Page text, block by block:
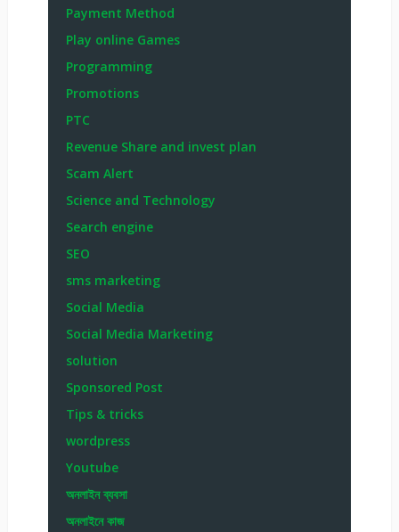
Payment Method
Play online Games
Programming
Promotions
PTC
Revenue Share and invest plan
Scam Alert
Science and Technology
Search engine
SEO
sms marketing
Social Media
Social Media Marketing
solution
Sponsored Post
Tips & tricks
wordpress
Youtube
অনলাইন ব্যবসা
অনলাইনে কাজ